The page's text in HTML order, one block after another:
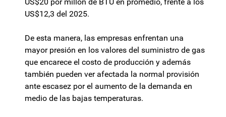
US$12,3 del 2025.
De esta manera, las empresas enfrentan una
mayor presión en los valores del suministro de gas
que encarece el costo de producción y además
también pueden ver afectada la normal provisión
ante escasez por el aumento de la demanda en
medio de las bajas temperaturas.